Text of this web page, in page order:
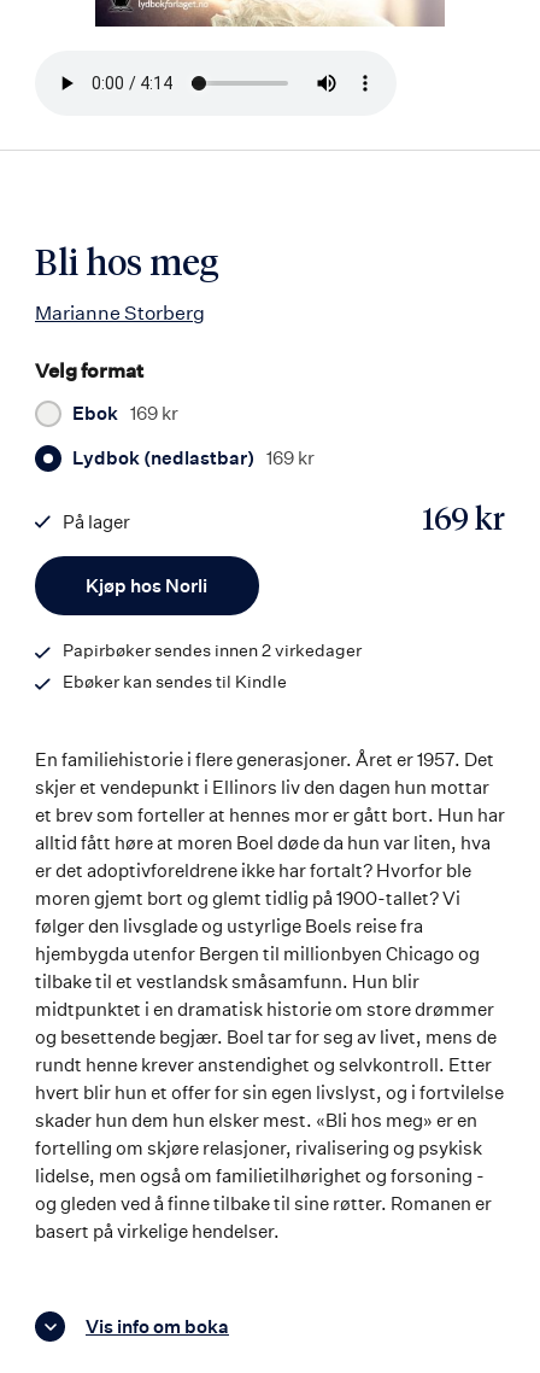
Bla
Bli hos meg
Marianne Storberg
Velg format
Ebok 169 kr
Lydbok (nedlastbar) 169 kr
Kjøp hos Norli
169 kr
På lager
9788242182241
Papirbøker sendes innen 2 virkedager
Ebøker kan sendes til Kindle
En familiehistorie i flere generasjoner. Året er 1957. Det
skjer et vendepunkt i Ellinors liv den dagen hun mottar
et brev som forteller at hennes mor er gått bort. Hun har
alltid fått høre at moren Boel døde da hun var liten, hva
er det adoptivforeldrene ikke har fortalt? Hvorfor ble
moren gjemt bort og glemt tidlig på 1900-tallet? Vi
følger den livsglade og ustyrlige Boels reise fra
hjembygda utenfor Bergen til millionbyen Chicago og
tilbake til et vestlandsk småsamfunn. Hun blir
midtpunktet i en dramatisk historie om store drømmer
og besettende begjær. Boel tar for seg av livet, mens de
rundt henne krever anstendighet og selvkontroll. Etter
hvert blir hun et offer for sin egen livslyst, og i fortvilelse
skader hun dem hun elsker mest. «Bli hos meg» er en
fortelling om skjøre relasjoner, rivalisering og psykisk
lidelse, men også om familietilhørighet og forsoning -
og gleden ved å finne tilbake til sine røtter. Romanen er
basert på virkelige hendelser.
Vis info om boka